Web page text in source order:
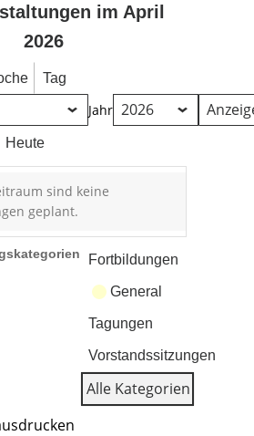
im April
2026
Tag
Jahr
Heute
sind keine
geplant.
Fortbildungen
General
Tagungen
Vorstandssitzungen
Alle Kategorien